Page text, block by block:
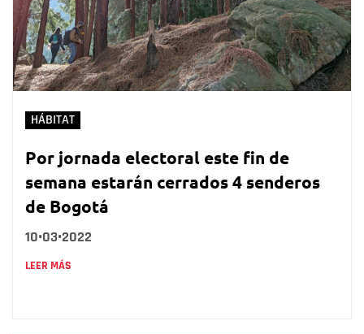
HÁBITAT
Por jornada electoral este fin de
semana estarán cerrados 4 senderos
de Bogotá
10•03•2022
LEER MÁS